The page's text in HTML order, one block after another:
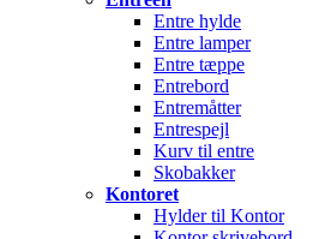
Entre hylde
Entre lamper
Entre tæppe
Entrebord
Entremåtter
Entrespejl
Kurv til entre
Skobakker
Kontoret
Hylder til Kontor